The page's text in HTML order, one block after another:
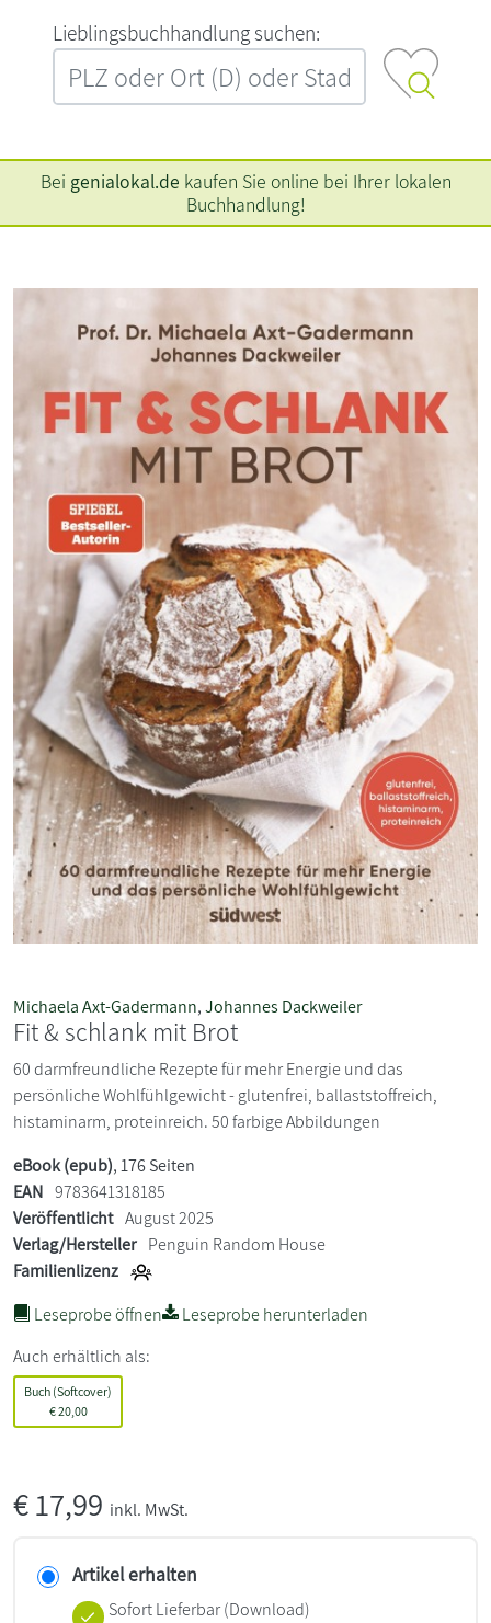
L‍i‍e‍b‍l‍i‍n‍g‍s‍b‍u‍c‍h‍h‍a‍n‍d‍l‍u‍n‍g‍ ‍s‍u‍c‍h‍e‍n‍:‍
Bei genialokal.de kaufen Sie online bei Ihrer lokalen
Buchhandlung!
Michaela Axt-Gadermann,Johannes Dackweiler
Fit & schlank mit Brot
60 darmfreundliche Rezepte für mehr Energie und das
persönliche Wohlfühlgewicht - glutenfrei, ballaststoffreich,
histaminarm, proteinreich. 50 farbige Abbildungen
eBook (epub), 176 Seiten
EAN 9783641318185
Veröffentlicht August 2025
Verlag/Hersteller Penguin Random House
Familienlizenz
Leseprobe öffnen
Leseprobe herunterladen
Auch erhältlich als:
Buch (Softcover)
€20,00
€17,99 inkl. MwSt.
Artikel erhalten
Sofort Lieferbar (Download)